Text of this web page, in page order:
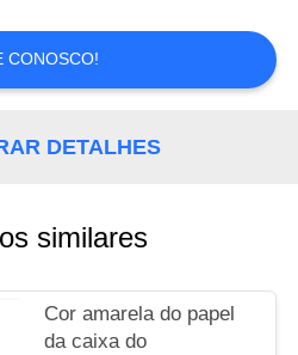
CONOSCO!
DETALHES
similares
Cor amarela do papel
da caixa do